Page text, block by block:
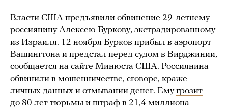
Власти США предъявили обвинение 29-летнему
россиянину Алексею Буркову, экстрадированному
из Израиля. 12 ноября Бурков прибыл в аэропорт
Вашингтона и предстал перед судом в Вирджинии,
сообщается на сайте Минюста США. Россиянина
обвинили в мошенничестве, сговоре, краже
личных данных и отмывании денег. Емугрозит
до 80 лет тюрьмы и штраф в 21,4 миллиона